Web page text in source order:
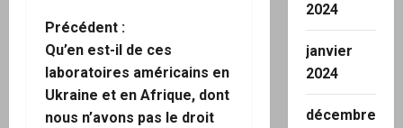
N
a
v
Précédent :
Qu’en est-il de ces
laboratoires américains en
Ukraine et en Afrique, dont
nous n’avons pas le droit
2024
janvier
2024
décembre